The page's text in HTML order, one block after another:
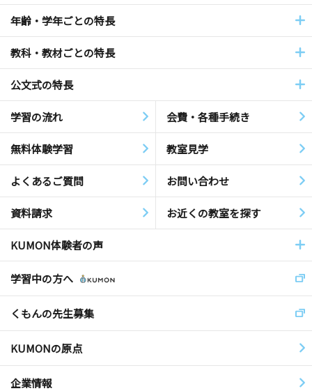
年齢・学年ごとの特長
教科・教材ごとの特長
公文式の特長
学習の流れ 会費・各種手続き
無料体験学習 教室見学
よくあるご質問 お問い合わせ
資料請求 お近くの教室を探す
KUMON体験者の声
学習中の方へ
くもんの先生募集
KUMONの原点
企業情報